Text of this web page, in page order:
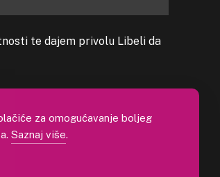
te dajem privolu Libeli da
za omogućavanje boljeg
Saznaj više.